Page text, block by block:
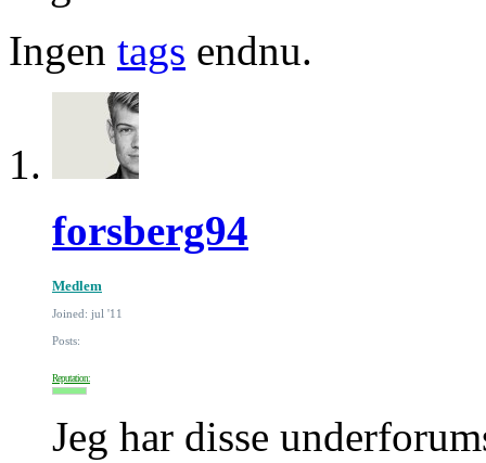
Ingen tags endnu.
forsberg94
Medlem
Joined: jul '11
Posts:
Reputation:
Jeg har disse